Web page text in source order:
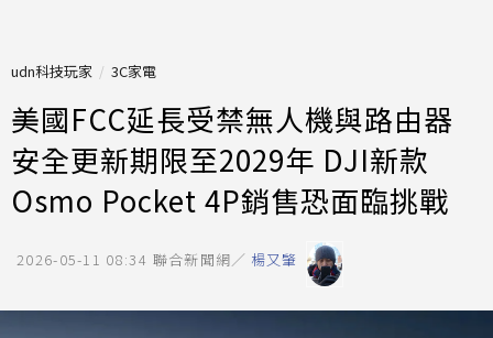
udn科技玩家 3C家電
美國FCC延長受禁無人機與路由器
安全更新期限至2029年 DJI新款
Osmo Pocket 4P銷售恐面臨挑戰
2026-05-11 08:34 聯合新聞網／ 楊又肇